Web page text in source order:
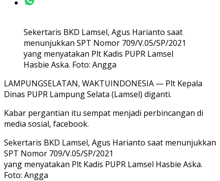
Sekertaris BKD Lamsel, Agus Harianto saat
menunjukkan SPT Nomor 709/V.05/SP/2021
yang menyatakan Plt Kadis PUPR Lamsel
Hasbie Aska. Foto: Angga
LAMPUNGSELATAN, WAKTUINDONESIA — Plt Kepala
Dinas PUPR Lampung Selata (Lamsel) diganti.
Kabar pergantian itu sempat menjadi perbincangan di
media sosial, facebook.
Sekertaris BKD Lamsel, Agus Harianto saat menunjukkan
SPT Nomor 709/V.05/SP/2021
yang menyatakan Plt Kadis PUPR Lamsel Hasbie Aska.
Foto: Angga